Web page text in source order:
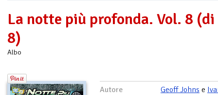
La notte più profonda. Vol. 8 (di
8)
Albo
Autore Geoff Johns e